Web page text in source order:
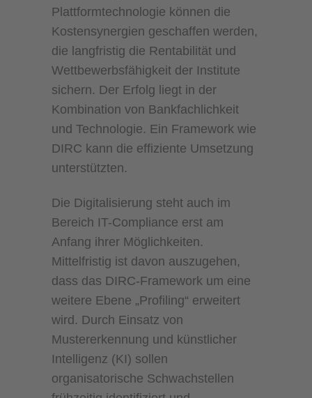
Plattformtechnologie können die
Kostensynergien geschaffen werden,
die langfristig die Rentabilität und
Wettbewerbsfähigkeit der Institute
sichern. Der Erfolg liegt in der
Kombination von Bankfachlichkeit
und Technologie. Ein Framework wie
DIRC kann die effiziente Umsetzung
unterstützten.
Die Digitalisierung steht auch im
Bereich IT-Compliance erst am
Anfang ihrer Möglichkeiten.
Mittelfristig ist davon auszugehen,
dass das DIRC-Framework um eine
weitere Ebene „Profiling“ erweitert
wird. Durch Einsatz von
Mustererkennung und künstlicher
Intelligenz (KI) sollen
organisatorische Schwachstellen